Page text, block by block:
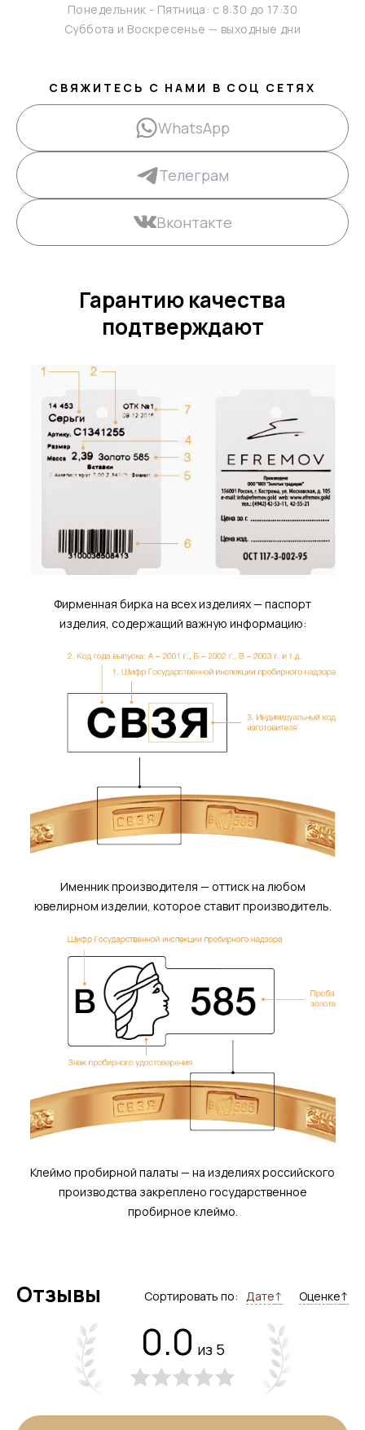
Понедельник - Пятница: с 8:30 до 17:30
Суббота и Воскресенье — выходные дни
СВЯЖИТЕСЬ С НАМИ В СОЦ СЕТЯХ
WhatsApp
Телеграм
Вконтакте
Гарантию качества
подтверждают
Фирменная бирка на всех изделиях — паспорт
изделия, содержащий важную информацию:
Именник производителя — оттиск на любом
ювелирном изделии, которое ставит производитель.
Клеймо пробирной палаты — на изделиях российского
производства закреплено государственное
пробирное клеймо.
Отзывы Сортировать по: Дате↑ Оценке↑
0.0 из 5